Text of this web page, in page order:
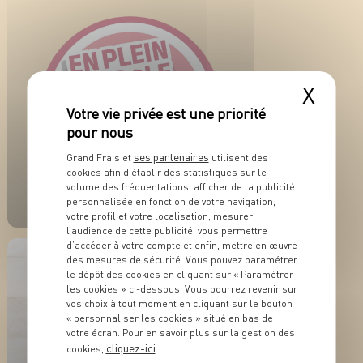
ACTUALITÉ
En plein dans le
millésime !
EN SAVOIR PLUS
X
Grand Frais et ses partenaires utilisent des
cookies afin d’établir des statistiques sur le
volume des fréquentations, afficher de la publicité
personnalisée en fonction de votre navigation,
votre profil et votre localisation, mesurer
l’audience de cette publicité, vous permettre
d’accéder à votre compte et enfin, mettre en œuvre
des mesures de sécurité. Vous pouvez paramétrer
le dépôt des cookies en cliquant sur « Paramétrer
les cookies » ci-dessous. Vous pourrez revenir sur
vos choix à tout moment en cliquant sur le bouton
« personnaliser les cookies » situé en bas de
votre écran. Pour en savoir plus sur la gestion des
cookies, cliquez-ici